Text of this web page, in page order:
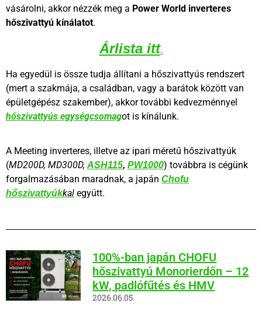
vásárolni, akkor nézzék meg a Power World inverteres
hőszivattyú kínálatot.
Árlista itt.
Ha egyedül is össze tudja állítani a hőszivattyús rendszert
(mert a szakmája, a családban, vagy a barátok között van
épületgépész szakember), akkor további kedvezménnyel
hőszivattyús egységcsomagot is kínálunk.
A Meeting inverteres, illetve az ipari méretű hőszivattyúk
(MD200D, MD300D, ASH115, PW1000) továbbra is cégünk
forgalmazásában maradnak, a japán Chofu
hőszivattyúkkal együtt.
100%-ban japán CHOFU
hőszivattyú Monorierdőn – 12
kW, padlófűtés és HMV
2026.06.05.